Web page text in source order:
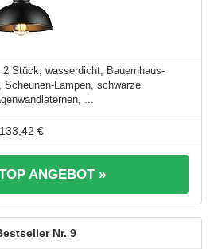
2 Stück, wasserdicht, Bauernhaus-
Scheunen-Lampen, schwarze
...
133,42 €
ANGEBOT »
9